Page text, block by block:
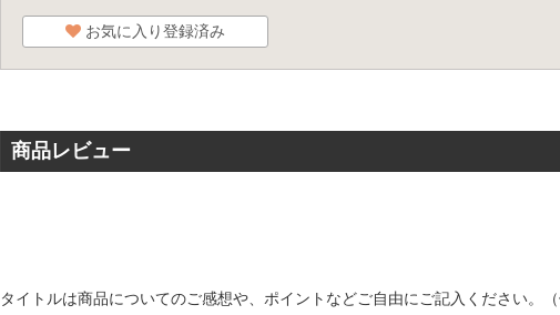
お気に入り登録済み
商品レビュー
タイトルは商品についてのご感想や、ポイントなどご自由にご記入ください。